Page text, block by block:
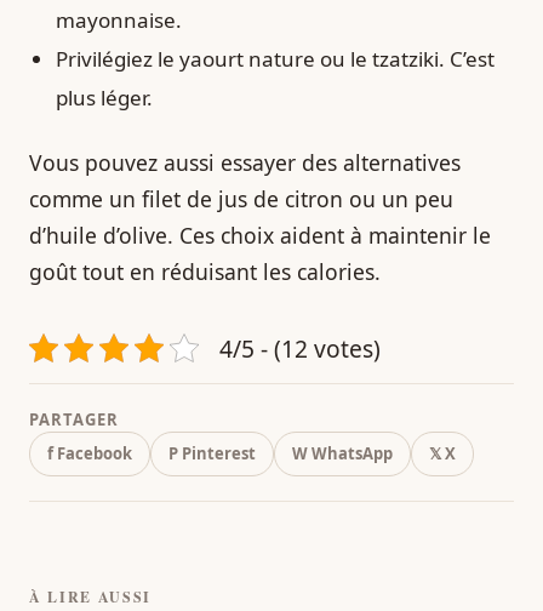
mayonnaise.
Privilégiez le yaourt nature ou le tzatziki. C’est
plus léger.
Vous pouvez aussi essayer des alternatives
comme un filet de jus de citron ou un peu
d’huile d’olive. Ces choix aident à maintenir le
goût tout en réduisant les calories.
4/5 - (12 votes)
PARTAGER
f Facebook
P Pinterest W WhatsApp 𝕏 X
À LIRE AUSSI